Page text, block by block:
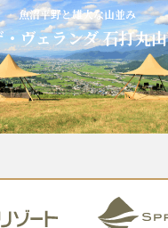
魚沼平野と雄大な山並み
ヴェランダ 石打丸山